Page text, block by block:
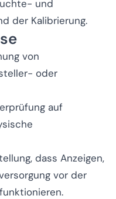
und
der Kalibrierung.
von
oder
auf
dass Anzeigen,
vor der